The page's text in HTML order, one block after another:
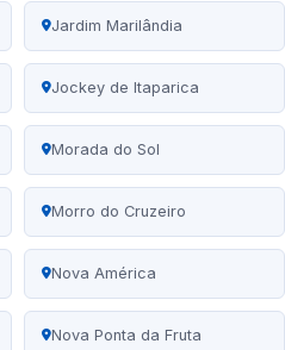
Jardim Marilândia
Jockey de Itaparica
Morada do Sol
Morro do Cruzeiro
Nova América
Nova Ponta da Fruta